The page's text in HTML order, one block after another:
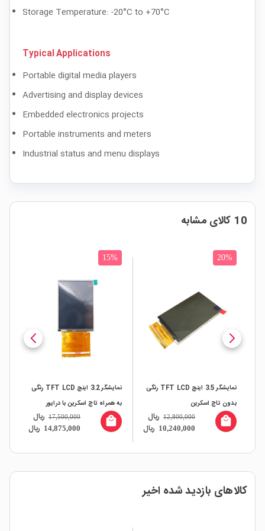
Storage Temperature: -20°C to +70°C
Typical Applications
Portable digital media players
Advertising and display devices
Embedded electronics projects
Portable instruments and meters
Industrial status and menu displays
10 کالای مشابه
15%
نمایشگر 3.2 اینچ TFT LCD رنگی
به همراه تاچ اسکرین با درایور
ILI9341
14,875,000 ریال
17,500,000 ریال local_mall
قلم مخصوص تاچ اسکرین پلاستیکی
251,000 ریال local_mall
کالاهای بازدید شده اخیر